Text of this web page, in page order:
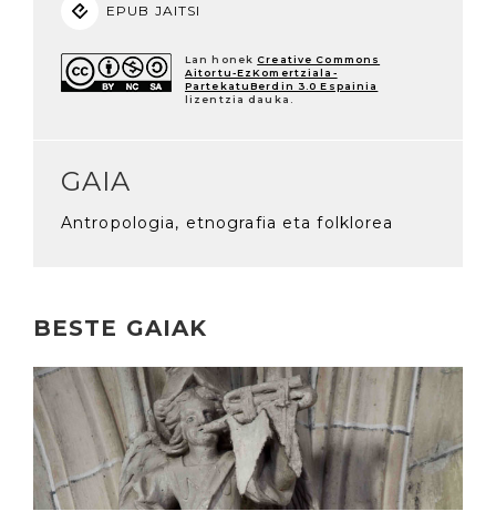
EPUB JAITSI
Lan honek Creative Commons
Aitortu-EzKomertziala-
PartekatuBerdin 3.0 Espainia
lizentzia dauka.
GAIA
Antropologia, etnografia eta folklorea
BESTE GAIAK
Irakurri